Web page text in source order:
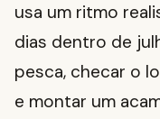
usa um ritmo
dias dentro de
pesca, checar o
e montar um